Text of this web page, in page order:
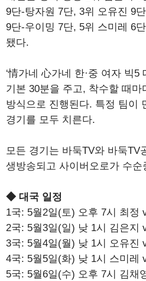
9단-탕자원 7단, 3위 오유진 9
9단-우이밍 7단, 5위 스미레 6
됐다.
‘情가네 心가네 한·중 여자 빅5
기본 30분을 주고, 착수할 때마
방식으로 진행된다. 특정 팀이
경기를 모두 치른다.
모든 경기는 바둑TV와 바둑TV
생방송되고 사이버오로가 수순
◆ 대국 일정
1국: 5월2일(토) 오후 7시 최정
2국: 5월3일(일) 낮 1시 김은지
3국: 5월4일(월) 낮 1시 오유진
4국: 5월5일(화) 낮 1시 스미레
5국: 5월6일(수) 오후 7시 김채